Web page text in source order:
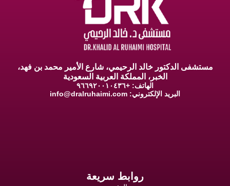
مستشفى الدكتور خالد الرحيمي، شارع الأمير محمد بن فهد،
الخبر، المملكة العربية السعودية
الهاتف: +٩٦٦٩٢٠٠١٠٤٣٦
البريد الإلكتروني: info@dralruhaimi.com
روابط سريعة